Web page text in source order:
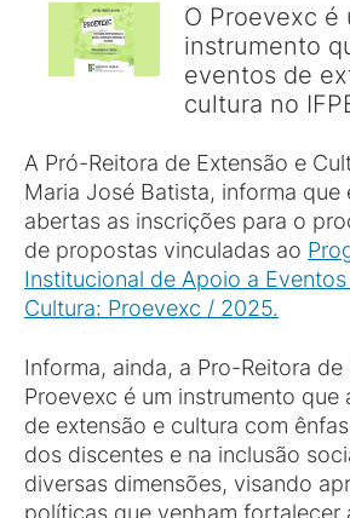
O Proevexc é
instrumento
eventos de
cultura no
A Pró-Reitora de Extensão e
Maria José Batista, informa que
abertas as inscrições para o
de propostas vinculadas ao
Institucional de Apoio a
Cultura: Proevexc / 2025.
Informa, ainda, a Pro-Reitora
Proevexc é um instrumento que
de extensão e cultura com
dos discentes e na inclusão
diversas dimensões, visando
políticas que venham fortalecer